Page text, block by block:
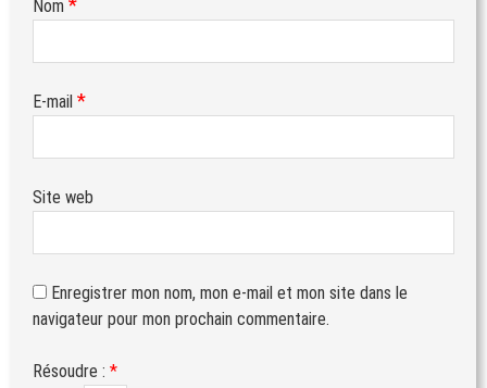
Nom *
E-mail *
Site web
Enregistrer mon nom, mon e-mail et mon site dans le
navigateur pour mon prochain commentaire.
Résoudre : *